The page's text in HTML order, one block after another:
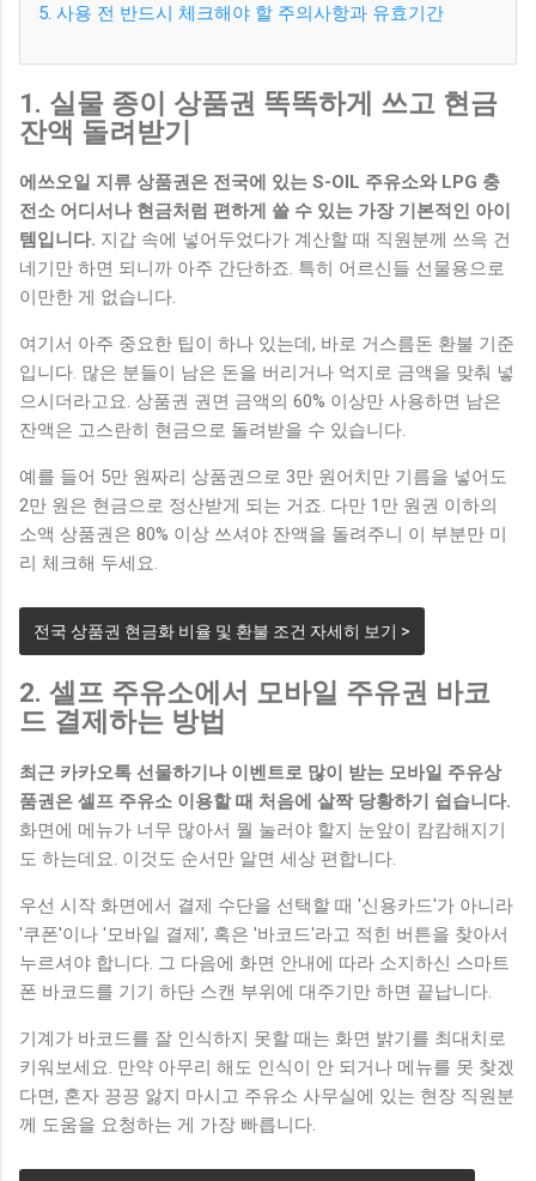
5. 사용 전 반드시 체크해야 할 주의사항과 유효기간
1. 실물 종이 상품권 똑똑하게 쓰고 현금
잔액 돌려받기
에쓰오일 지류 상품권은 전국에 있는 S-OIL 주유소와 LPG 충
전소 어디서나 현금처럼 편하게 쓸 수 있는 가장 기본적인 아이
템입니다. 지갑 속에 넣어두었다가 계산할 때 직원분께 쓰윽 건
네기만 하면 되니까 아주 간단하죠. 특히 어르신들 선물용으로
이만한 게 없습니다.
여기서 아주 중요한 팁이 하나 있는데, 바로 거스름돈 환불 기준
입니다. 많은 분들이 남은 돈을 버리거나 억지로 금액을 맞춰 넣
으시더라고요. 상품권 권면 금액의 60% 이상만 사용하면 남은
잔액은 고스란히 현금으로 돌려받을 수 있습니다.
예를 들어 5만 원짜리 상품권으로 3만 원어치만 기름을 넣어도
2만 원은 현금으로 정산받게 되는 거죠. 다만 1만 원권 이하의
소액 상품권은 80% 이상 쓰셔야 잔액을 돌려주니 이 부분만 미
리 체크해 두세요.
전국 상품권 현금화 비율 및 환불 조건 자세히 보기 >
2. 셀프 주유소에서 모바일 주유권 바코
드 결제하는 방법
최근 카카오톡 선물하기나 이벤트로 많이 받는 모바일 주유상
품권은 셀프 주유소 이용할 때 처음에 살짝 당황하기 쉽습니다.
화면에 메뉴가 너무 많아서 뭘 눌러야 할지 눈앞이 캄캄해지기
도 하는데요. 이것도 순서만 알면 세상 편합니다.
우선 시작 화면에서 결제 수단을 선택할 때 '신용카드'가 아니라
'쿠폰'이나 '모바일 결제', 혹은 '바코드'라고 적힌 버튼을 찾아서
누르셔야 합니다. 그 다음에 화면 안내에 따라 소지하신 스마트
폰 바코드를 기기 하단 스캔 부위에 대주기만 하면 끝납니다.
기계가 바코드를 잘 인식하지 못할 때는 화면 밝기를 최대치로
키워보세요. 만약 아무리 해도 인식이 안 되거나 메뉴를 못 찾겠
다면, 혼자 끙끙 앓지 마시고 주유소 사무실에 있는 현장 직원분
께 도움을 요청하는 게 가장 빠릅니다.